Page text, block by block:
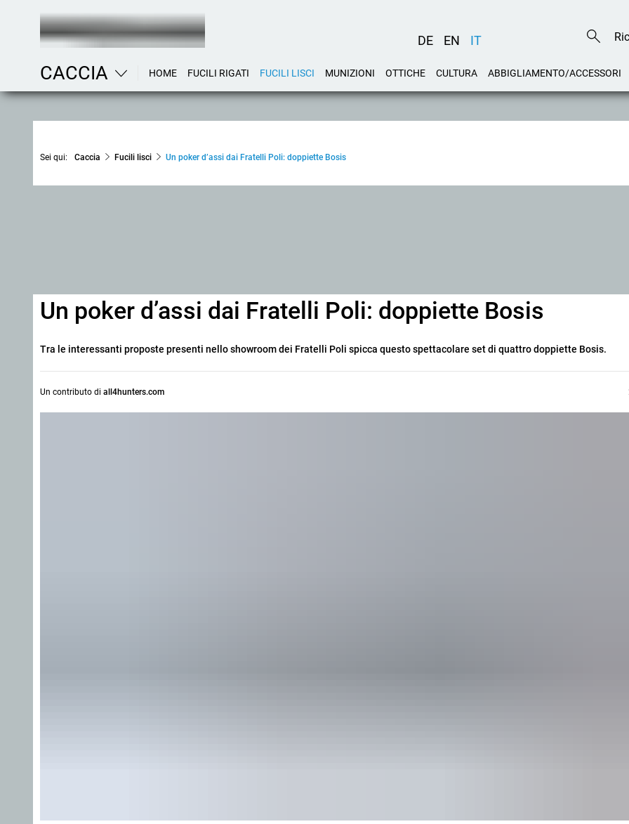
DE EN IT
CACCIA HOME FUCILI RIGATI FUCILI LISCI MUNIZIONI OTTICHE CULTURA ABBIGLIAMENTO/ACCESSORI
Sei qui: Caccia Fucili lisci Un poker d’assi dai Fratelli Poli: doppiette Bosis
Un poker d’assi dai Fratelli Poli: doppiette Bosis
Tra le interessanti proposte presenti nello showroom dei Fratelli Poli spicca questo spettacolare set di quattro doppiette Bosis.
Un contributo di all4hunters.com